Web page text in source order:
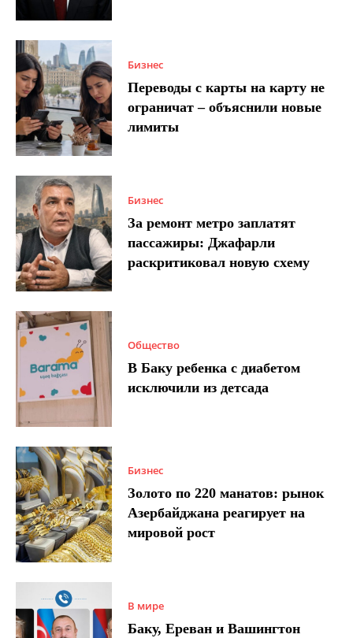
Бизнес
Переводы с карты на карту не
ограничат – объяснили новые
лимиты
Бизнес
За ремонт метро заплатят
пассажиры: Джафарли
раскритиковал новую схему
Общество
В Баку ребенка с диабетом
исключили из детсада
Бизнес
Золото по 220 манатов: рынок
Азербайджана реагирует на
мировой рост
В мире
Баку, Ереван и Вашингтон